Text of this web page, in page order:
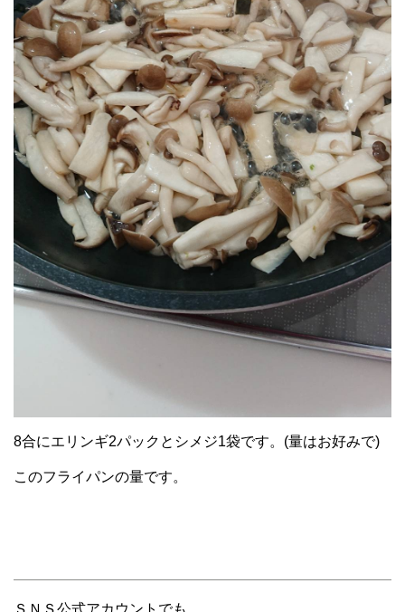
8合にエリンギ2パックとシメジ1袋です。(量はお好みで)
このフライパンの量です。